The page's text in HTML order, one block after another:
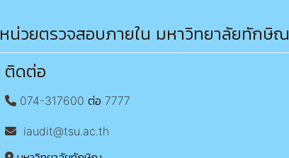
หน่วยตรวจสอบภายใน มหาวิทยาลัยทักษิณ
ติดต่อ
074-317600 ต่อ 7777
iaudit@tsu.ac.th